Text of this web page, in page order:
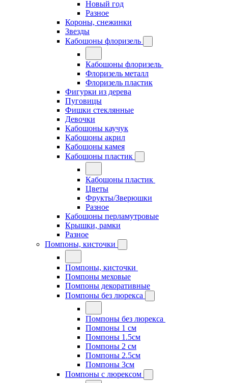
Новый год
Разное
Короны, снежинки
Звезды
Кабошоны флоризель
Кабошоны флоризель
Флоризель металл
Флоризель пластик
Фигурки из дерева
Пуговицы
Фишки стеклянные
Девочки
Кабошоны каучук
Кабошоны акрил
Кабошоны камея
Кабошоны пластик
Кабошоны пластик
Цветы
Фрукты/Зверюшки
Разное
Кабошоны перламутровые
Крышки, рамки
Разное
Помпоны, кисточки
Помпоны, кисточки
Помпоны меховые
Помпоны декоративные
Помпоны без люрекса
Помпоны без люрекса
Помпоны 1 см
Помпоны 1.5см
Помпоны 2 см
Помпоны 2.5см
Помпоны 3см
Помпоны с люрексом